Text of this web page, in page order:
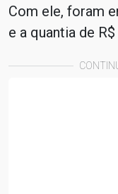
Com ele, foram
e a quantia de